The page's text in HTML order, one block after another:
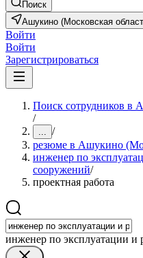
Поиск
Ашукино (Московская
Войти
Войти
Зарегистрироваться
Поиск сотрудников в
/
... /
резюме в Ашукино
инженер по
сооружений/
проектная работа
инженер по эксплуатации и